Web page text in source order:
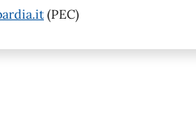
(PEC)